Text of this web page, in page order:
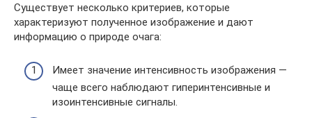
Существует несколько критериев, которые
характеризуют полученное изображение и дают
информацию о природе очага:
Имеет значение интенсивность изображения —
чаще всего наблюдают гиперинтенсивные и
изоинтенсивные сигналы.